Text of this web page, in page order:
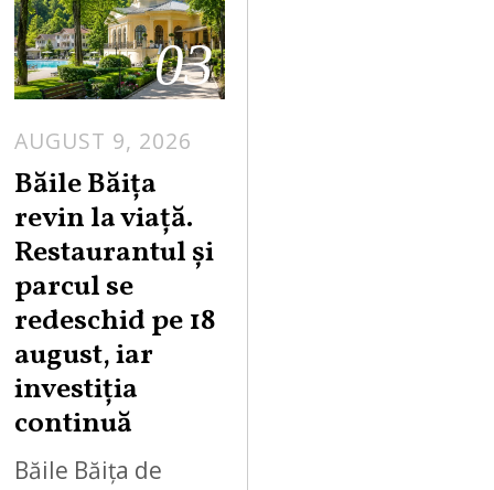
03
AUGUST 9, 2026
S
9
Băile Băița
revin la viață.
Restaurantul și
parcul se
redeschid pe 18
august, iar
investiția
continuă
Băile Băița de